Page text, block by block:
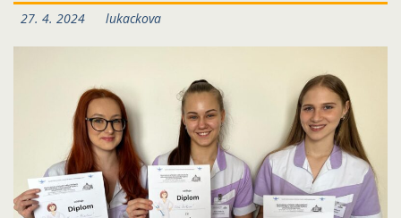
27. 4. 2024 lukackova